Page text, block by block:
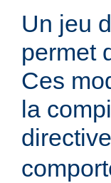
Un jeu
permet
Ces
la
directive